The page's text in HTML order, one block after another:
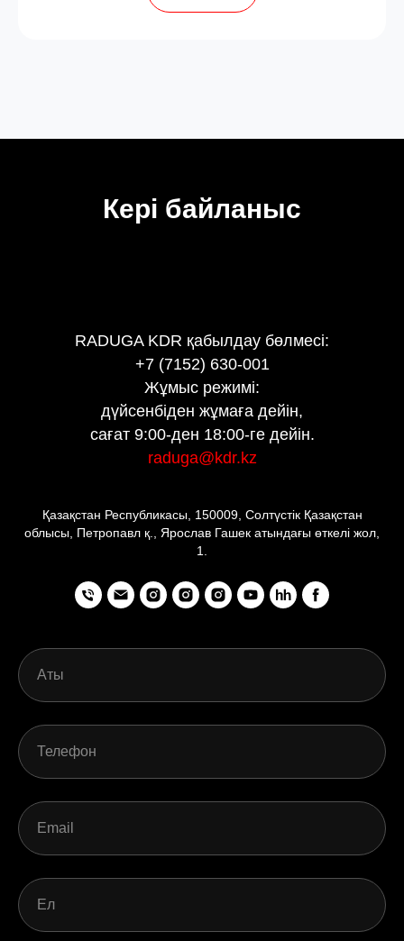
Кері байланыс
RADUGA KDR қабылдау бөлмесі:
+7 (7152) 630-001
Жұмыс режимі:
дүйсенбіден жұмаға дейін,
сағат 9:00-ден 18:00-ге дейін.
raduga@kdr.kz
Қазақстан Республикасы, 150009, Солтүстік Қазақстан
облысы, Петропавл қ., Ярослав Гашек атындағы өткелі жол,
1.